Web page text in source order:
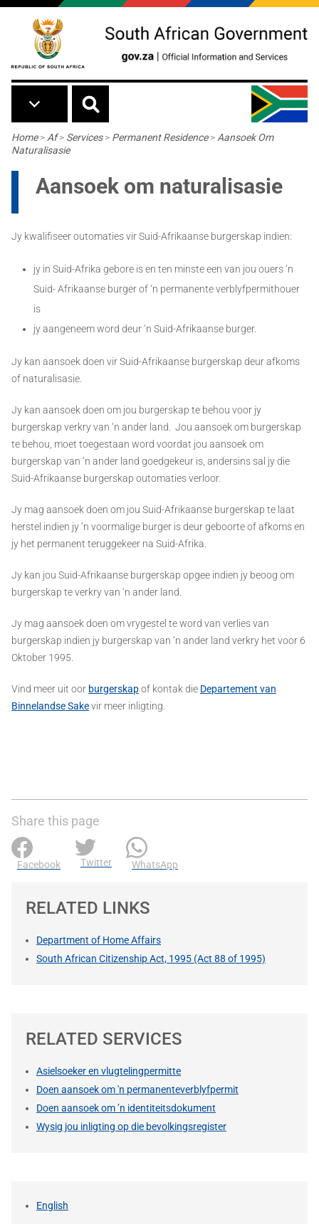
Skip to main content
Breadcrumb
Home> Af> Services> Permanent Residence> Aansoek Om
Naturalisasie
Aansoek om naturalisasie
Jy kwalifiseer outomaties vir Suid-Afrikaanse burgerskap indien:
jy in Suid-Afrika gebore is en ten minste een van jou ouers ‘n
Suid- Afrikaanse burger of ‘n permanente verblyfpermithouer
is
jy aangeneem word deur ‘n Suid-Afrikaanse burger.
Jy kan aansoek doen vir Suid-Afrikaanse burgerskap deur afkoms
of naturalisasie.
Jy kan aansoek doen om jou burgerskap te behou voor jy
burgerskap verkry van ‘n ander land. Jou aansoek om burgerskap
te behou, moet toegestaan word voordat jou aansoek om
burgerskap van ‘n ander land goedgekeur is, andersins sal jy die
Suid-Afrikaanse burgerskap outomaties verloor.
Jy mag aansoek doen om jou Suid-Afrikaanse burgerskap te laat
herstel indien jy ‘n voormalige burger is deur geboorte of afkoms en
jy het permanent teruggekeer na Suid-Afrika.
Jy kan jou Suid-Afrikaanse burgerskap opgee indien jy beoog om
burgerskap te verkry van ‘n ander land.
Jy mag aansoek doen om vrygestel te word van verlies van
burgerskap indien jy burgerskap van ‘n ander land verkry het voor 6
Oktober 1995.
Vind meer uit oor burgerskapof kontak die Departement van
Binnelandse Sakevir meer inligting.
Share this page
Facebook Twitter WhatsApp
RELATED LINKS
Department of Home Affairs
South African Citizenship Act, 1995 (Act 88 of 1995)
RELATED SERVICES
Asielsoeker en vlugtelingpermitte
Doen aansoek om 'n permanenteverblyfpermit
Doen aansoek om ’n identiteitsdokument
Wysig jou inligting op die bevolkingsregister
English